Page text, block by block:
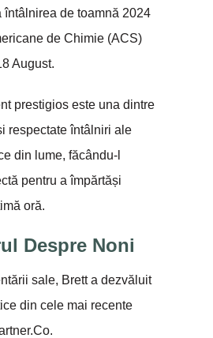
întâlnirea de toamnă 2024
de Chimie (ACS)
August.
prestigios este una dintre
respectate întâlniri ale
din lume, făcându-l
pentru a împărtăși
oră.
Despre Noni
sale, Brett a dezvăluit
din cele mai recente